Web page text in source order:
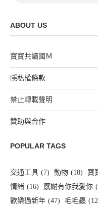
ABOUT US
寶寶共讀國Ｍ
隱私權條款
禁止轉載聲明
贊助與合作
POPULAR TAGS
交通工具 (7) 動物 (18) 寶
情緒 (16) 感謝有你我愛你
歡樂過新年 (47) 毛毛蟲